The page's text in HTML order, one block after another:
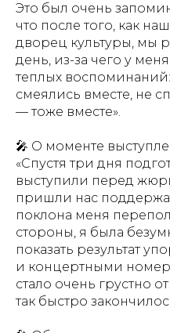
Это был очень
что после того, как
дворец культуры, мы
день, из-за чего у
теплых
смеялись вместе, не
— тоже вместе».
🎤 О моменте
«Спустя три дня
выступили перед
пришли нас
поклона меня
стороны, я была
показать результат
и концертными
стало очень грустно
так быстро